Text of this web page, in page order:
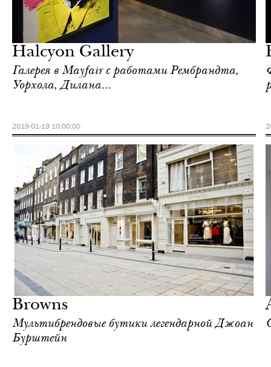
Halcyon Gallery
Галерея в Mayfair с работами Рембрандта,
Уорхола, Дилана…
2019-01-19 10:00:00
Browns
Мультибрендовые бутики легендарной Джоан
Бурштейн